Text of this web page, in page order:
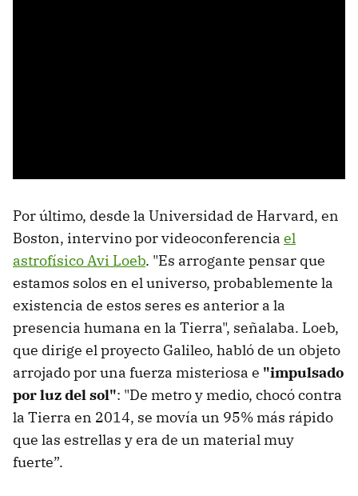
Por último, desde la Universidad de Harvard, en
Boston, intervino por videoconferencia el
astrofísico Avi Loeb. "Es arrogante pensar que
estamos solos en el universo, probablemente la
existencia de estos seres es anterior a la
presencia humana en la Tierra", señalaba. Loeb,
que dirige el proyecto Galileo, habló de un objeto
arrojado por una fuerza misteriosa e "impulsado
por luz del sol": "De metro y medio, chocó contra
la Tierra en 2014, se movía un 95% más rápido
que las estrellas y era de un material muy
fuerte”.